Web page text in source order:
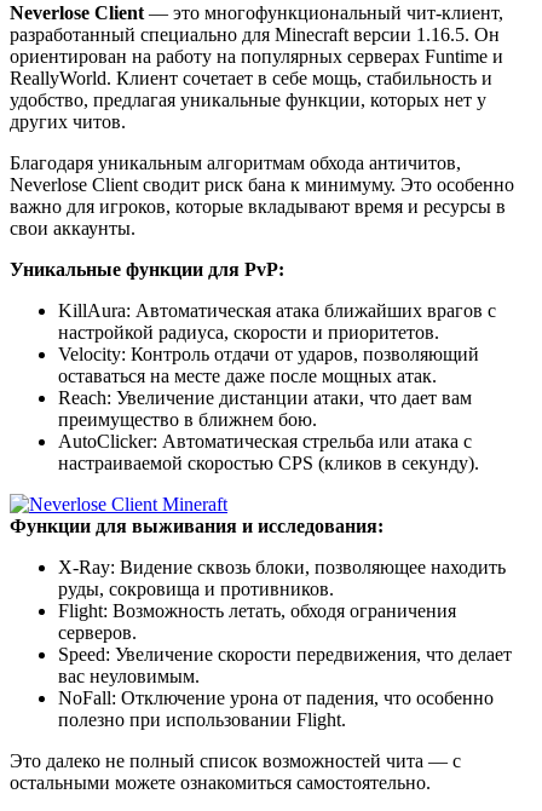
Neverlose Client — это многофункциональный чит-клиент,
разработанный специально для Minecraft версии 1.16.5. Он
ориентирован на работу на популярных серверах Funtime и
ReallyWorld. Клиент сочетает в себе мощь, стабильность и
удобство, предлагая уникальные функции, которых нет у
других читов.
Благодаря уникальным алгоритмам обхода античитов,
Neverlose Client сводит риск бана к минимуму. Это особенно
важно для игроков, которые вкладывают время и ресурсы в
свои аккаунты.
Уникальные функции для PvP:
KillAura: Автоматическая атака ближайших врагов с
настройкой радиуса, скорости и приоритетов.
Velocity: Контроль отдачи от ударов, позволяющий
оставаться на месте даже после мощных атак.
Reach: Увеличение дистанции атаки, что дает вам
преимущество в ближнем бою.
AutoClicker: Автоматическая стрельба или атака с
настраиваемой скоростью CPS (кликов в секунду).
Функции для выживания и исследования:
X-Ray: Видение сквозь блоки, позволяющее находить
руды, сокровища и противников.
Flight: Возможность летать, обходя ограничения
серверов.
Speed: Увеличение скорости передвижения, что делает
вас неуловимым.
NoFall: Отключение урона от падения, что особенно
полезно при использовании Flight.
Это далеко не полный список возможностей чита — с
остальными можете ознакомиться самостоятельно.